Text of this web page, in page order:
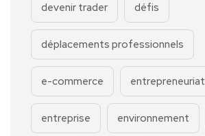
devenir trader défis
déplacements professionnels
e-commerce entrepreneuriat
entreprise environnement